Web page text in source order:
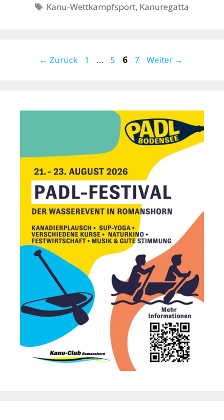
Schlagwörter
Kanu-Wettkampfsport, Kanuregatta
← Zurück Seite
1 … Seite
5 Seite
6 Seite
7 Weiter →